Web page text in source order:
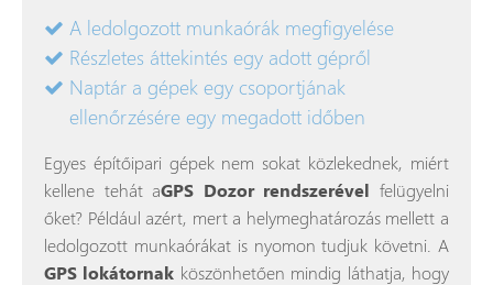
A ledolgozott munkaórák megfigyelése
Részletes áttekintés egy adott gépről
Naptár a gépek egy csoportjának
ellenőrzésére egy megadott időben
Egyes építőipari gépek nem sokat közlekednek, miért
kellene tehát aGPS Dozor rendszerével felügyelni
őket? Például azért, mert a helymeghatározás mellett a
ledolgozott munkaórákat is nyomon tudjuk követni. A
GPS lokátornak köszönhetően mindig láthatja, hogy